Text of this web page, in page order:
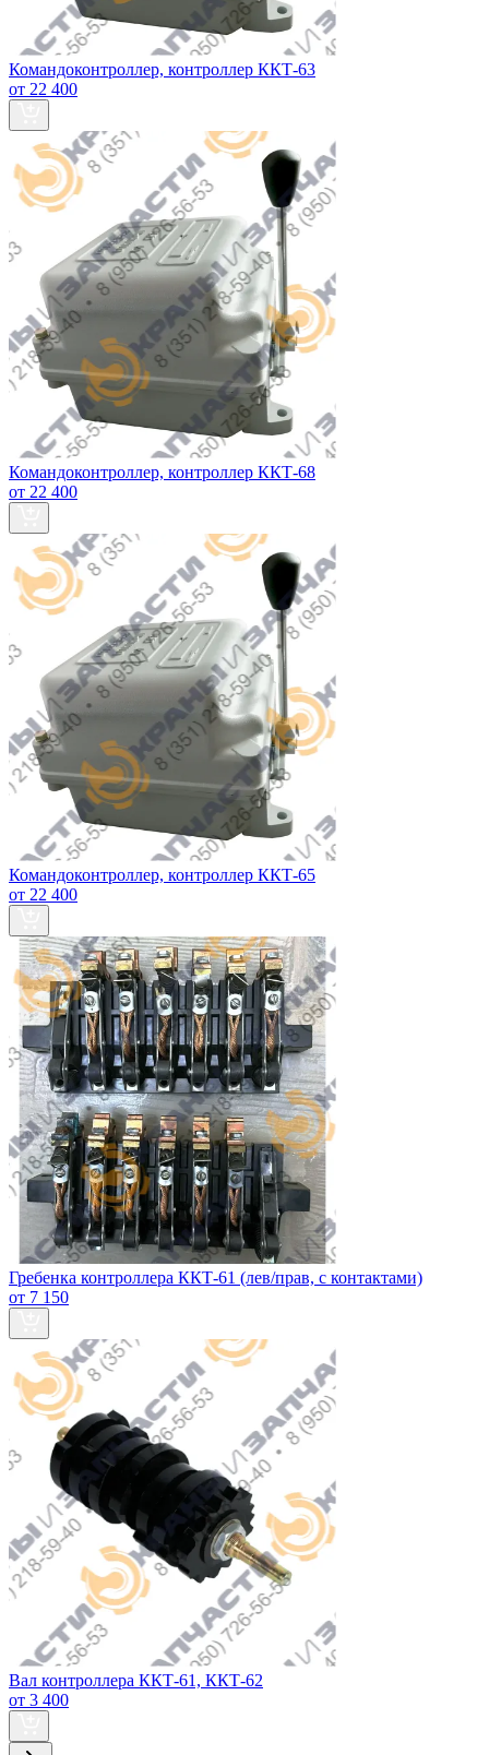
Командоконтроллер, контроллер ККТ-63
от 22 400
Командоконтроллер, контроллер ККТ-68
от 22 400
Командоконтроллер, контроллер ККТ-65
от 22 400
Гребенка контроллера ККТ-61 (лев/прав, с контактами)
от 7 150
Вал контроллера ККТ-61, ККТ-62
от 3 400